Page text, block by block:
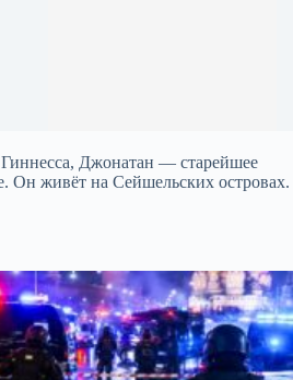
Джонатан — старейшее
Он живёт на Сейшельских островах.